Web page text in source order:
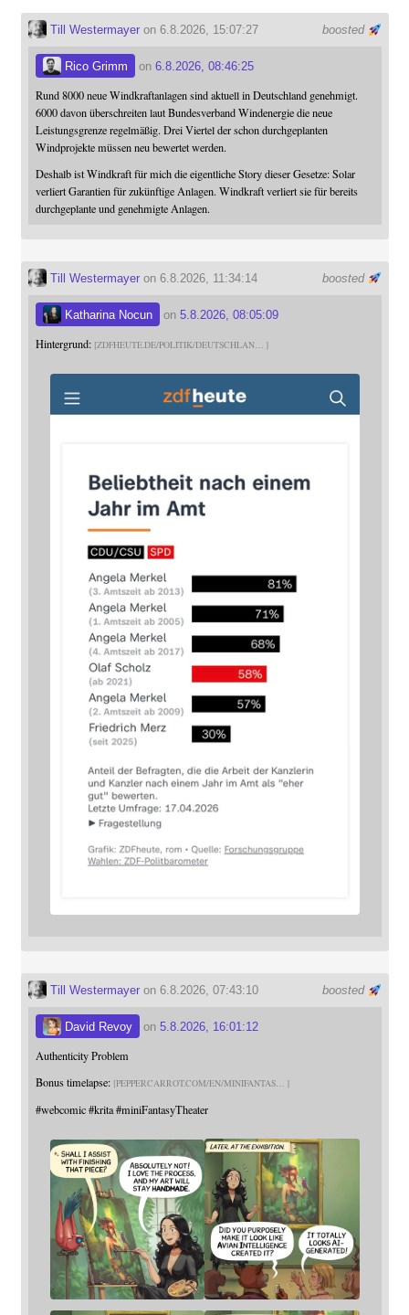
boosted
Till Westermayeron 6.8.2026, 15:07:27
Rico Grimm on 6.8.2026, 08:46:25
Rund 8000 neue Windkraftanlagen sind aktuell in Deutschland genehmigt.
6000 davon überschreiten laut Bundesverband Windenergie die neue
Leistungsgrenze regelmäßig. Drei Viertel der schon durchgeplanten
Windprojekte müssen neu bewertet werden.
Deshalb ist Windkraft für mich die eigentliche Story dieser Gesetze: Solar
verliert Garantien für zukünftige Anlagen. Windkraft verliert sie für bereits
durchgeplante und genehmigte Anlagen.
boosted
Till Westermayeron 6.8.2026, 11:34:14
Katharina Nocun on 5.8.2026, 08:05:09
Hintergrund: ZDFHEUTE.DE/POLITIK/DEUTSCHLAN
boosted
Till Westermayeron 6.8.2026, 07:43:10
David Revoy on 5.8.2026, 16:01:12
Authenticity Problem
Bonus timelapse: PEPPERCARROT.COM/EN/MINIFANTAS
#webcomic #krita #miniFantasyTheater